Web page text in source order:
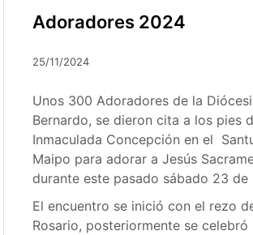
Adoradores 2024
25/11/2024
Unos 300 Adoradores de la
Bernardo, se dieron cita a los pies
Inmaculada Concepción en el
Maipo para adorar a Jesús
durante este pasado sábado 23 de
El encuentro se inició con el rezo
Rosario, posteriormente se celebró